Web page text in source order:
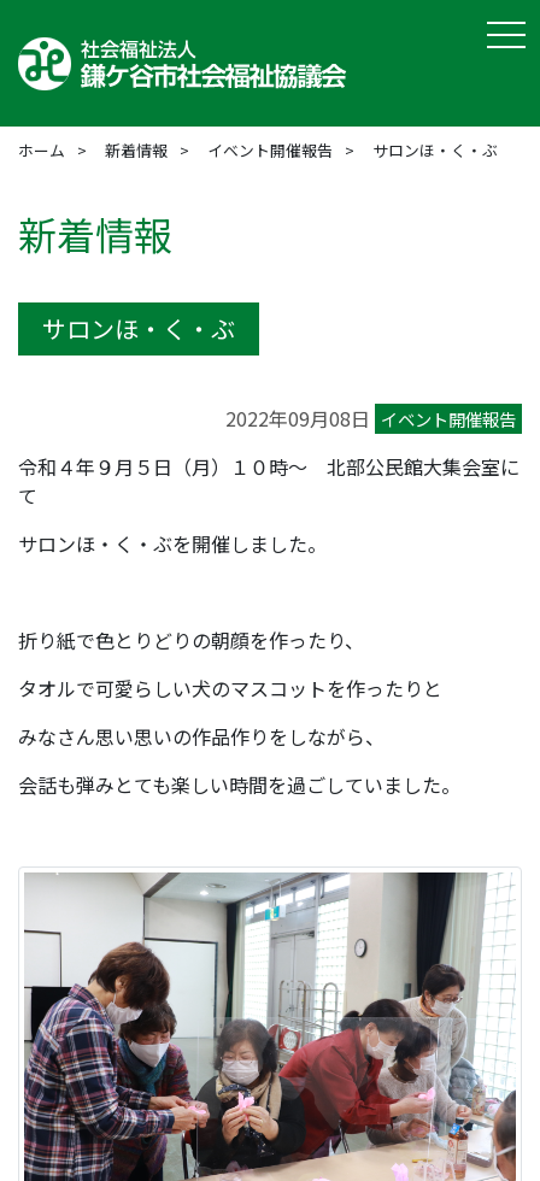
ホーム 新着情報 イベント開催報告 サロンほ・く・ぶ
新着情報
サロンほ・く・ぶ
2022年09月08日 イベント開催報告
令和４年９月５日（月）１０時～ 北部公民館大集会室に
て
サロンほ・く・ぶを開催しました。
折り紙で色とりどりの朝顔を作ったり、
タオルで可愛らしい犬のマスコットを作ったりと
みなさん思い思いの作品作りをしながら、
会話も弾みとても楽しい時間を過ごしていました。